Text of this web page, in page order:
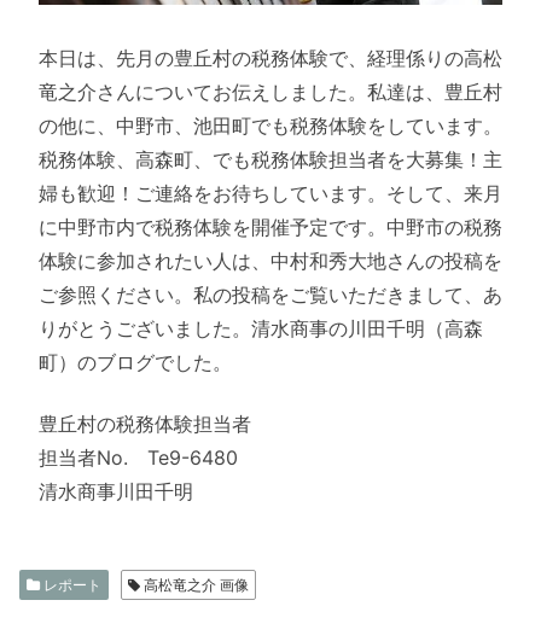
本日は、先月の豊丘村の税務体験で、経理係りの高松
竜之介さんについてお伝えしました。私達は、豊丘村
の他に、中野市、池田町でも税務体験をしています。
税務体験、高森町、でも税務体験担当者を大募集！主
婦も歓迎！ご連絡をお待ちしています。そして、来月
に中野市内で税務体験を開催予定です。中野市の税務
体験に参加されたい人は、中村和秀大地さんの投稿を
ご参照ください。私の投稿をご覧いただきまして、あ
りがとうございました。清水商事の川田千明（高森
町）のブログでした。
豊丘村の税務体験担当者
担当者No. Te9-6480
清水商事川田千明
レポート 高松竜之介 画像